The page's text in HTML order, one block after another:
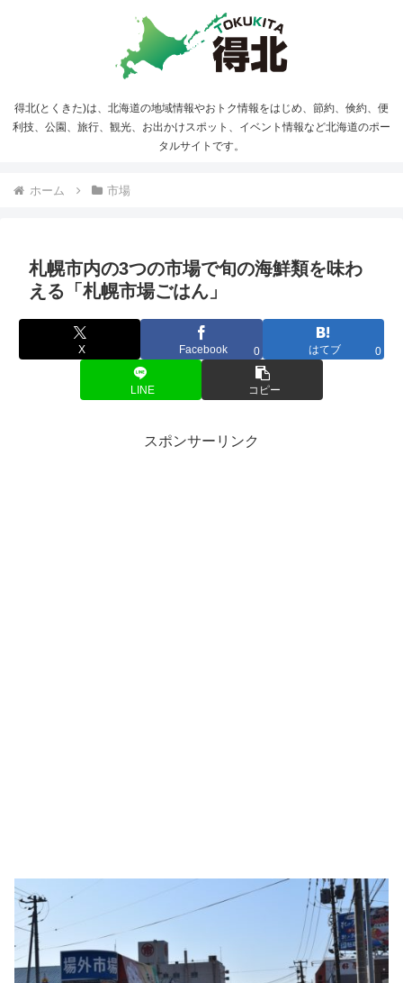
得北(とくきた)は、北海道の地域情報やおトク情報をはじめ、節約、倹約、便
利技、公園、旅行、観光、お出かけスポット、イベント情報など北海道のポー
タルサイトです。
ホーム 市場
札幌市内の3つの市場で旬の海鮮類を味わ
える「札幌市場ごはん」
X Facebook 0 はてブ 0
LINE コピー
スポンサーリンク